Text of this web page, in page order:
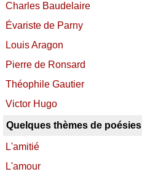
Charles Baudelaire
Évariste de Parny
Louis Aragon
Pierre de Ronsard
Théophile Gautier
Victor Hugo
Quelques thèmes de poésies
L'amitié
L'amour